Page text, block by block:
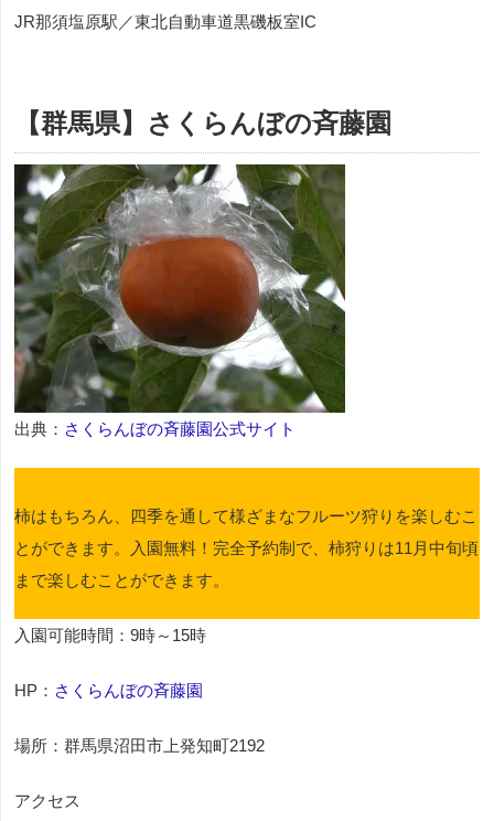
JR那須塩原駅／東北自動車道黒磯板室IC
【群馬県】さくらんぼの斉藤園
出典： さくらんぼの斉藤園公式サイト
柿はもちろん、四季を通して様ざまなフルーツ狩りを楽しむこ
とができます。入園無料！完全予約制で、柿狩りは11月中旬頃
まで楽しむことができます。
入園可能時間：9時～15時
HP： さくらんぼの斉藤園
場所：群馬県沼田市上発知町2192
アクセス